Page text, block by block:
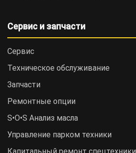
Сервис и запчасти
Сервис
Техническое обслуживание
Запчасти
Ремонтные опции
S•O•S Анализ масла
Управление парком техники